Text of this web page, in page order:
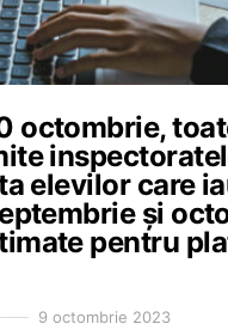
octombrie,
elevilor care
și
pentru
9 octombrie 2023